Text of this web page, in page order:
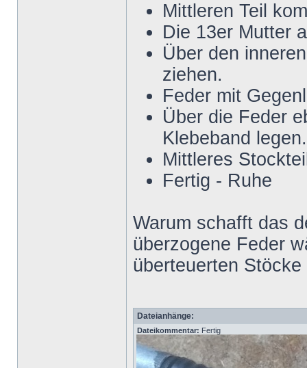
Mittleren Teil
Die 13er Mutter
Über den
ziehen.
Feder mit
Über die Feder
Klebeband legen.
Mittleres
Fertig - Ruhe
Warum schafft das
überzogene Feder
überteuerten
Dateianhänge:
Dateikommentar: Fertig